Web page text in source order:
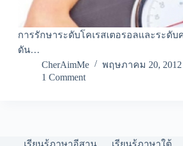
การรักษาระดับโคเรสเตอรอลและระดับ
ดัน…
CherAimMe
พฤษภาคม 20, 2012
1 Comment
เรียนรู้ภาษาอีสาน เรียนรู้ภาษาใต้